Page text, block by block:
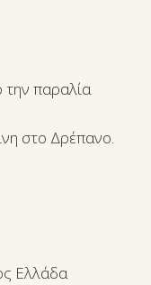
την παραλία
στο Δρέπανο.
Ελλάδα